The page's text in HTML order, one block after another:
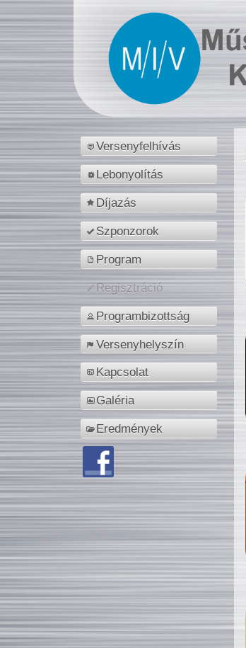
Versenyfelhívás
Lebonyolítás
Díjazás
Szponzorok
Program
Regisztráció
Programbizottság
Versenyhelyszín
Kapcsolat
Galéria
Eredmények